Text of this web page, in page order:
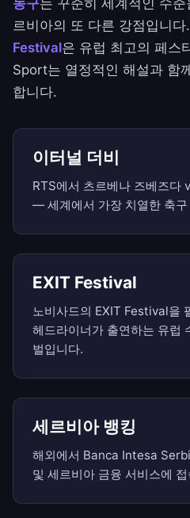
농구는 꾸준히 세계적인 수
르비아의 또 다른 강점입니다
Festival은 유럽 최고의 페스
Sport는 열정적인 해설과 함
합니다.
이터널 더비
RTS에서 츠르베나 즈베즈다
— 세계에서 가장 치열한 축
EXIT Festival
노비사드의 EXIT Festival을
헤드라이너가 출연하는 유럽
벌입니다.
세르비아 뱅킹
해외에서 Banca Intesa
및 세르비아 금융 서비스에